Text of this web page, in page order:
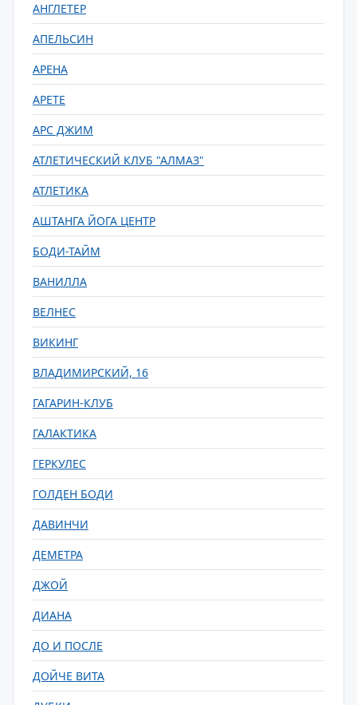
АНГЛЕТЕР
АПЕЛЬСИН
АРЕНА
АРЕТЕ
АРС ДЖИМ
АТЛЕТИЧЕСКИЙ КЛУБ "АЛМАЗ"
АТЛЕТИКА
АШТАНГА ЙОГА ЦЕНТР
БОДИ-ТАЙМ
ВАНИЛЛА
ВЕЛНЕС
ВИКИНГ
ВЛАДИМИРСКИЙ, 16
ГАГАРИН-КЛУБ
ГАЛАКТИКА
ГЕРКУЛЕС
ГОЛДЕН БОДИ
ДАВИНЧИ
ДЕМЕТРА
ДЖОЙ
ДИАНА
ДО И ПОСЛЕ
ДОЙЧЕ ВИТА